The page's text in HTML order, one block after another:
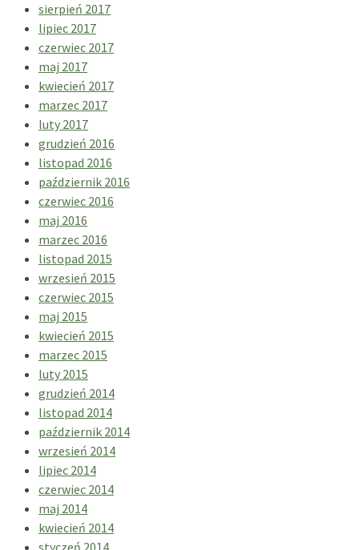
sierpień 2017
lipiec 2017
czerwiec 2017
maj 2017
kwiecień 2017
marzec 2017
luty 2017
grudzień 2016
listopad 2016
październik 2016
czerwiec 2016
maj 2016
marzec 2016
listopad 2015
wrzesień 2015
czerwiec 2015
maj 2015
kwiecień 2015
marzec 2015
luty 2015
grudzień 2014
listopad 2014
październik 2014
wrzesień 2014
lipiec 2014
czerwiec 2014
maj 2014
kwiecień 2014